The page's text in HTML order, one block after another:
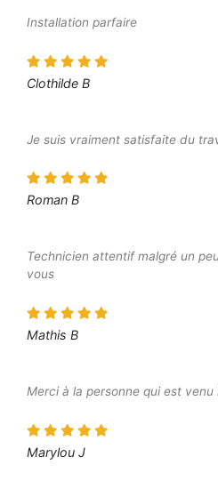
Installation parfaire
Clothilde B
Je suis vraiment satisfaite du
Roman B
Technicien attentif malgré un
vous
Mathis B
Merci à la personne qui est
Marylou J